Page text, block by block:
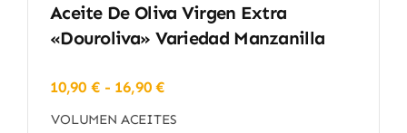
Aceite De Oliva Virgen Extra
«Douroliva» Variedad Manzanilla
10,90 € - 16,90€Rango
precios:
VOLUMEN ACEITES